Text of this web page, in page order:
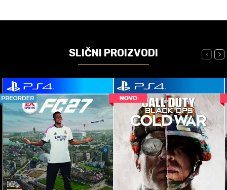
SLIČNI PROIZVODI